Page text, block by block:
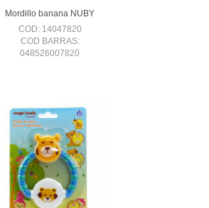
Mordillo banana NUBY
COD: 14047820
COD BARRAS:
048526007820